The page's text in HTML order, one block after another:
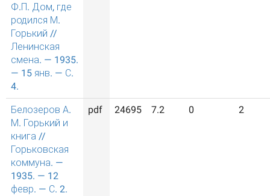
Ф.П. Дом, где
родился М.
Горький //
Ленинская
смена. — 1935.
— 15 янв. — С.
4.
Белозеров А.
М. Горький и
книга //
Горьковская
коммуна. —
1935. — 12
февр. — С. 2.
pdf 24695 7.2 0 2